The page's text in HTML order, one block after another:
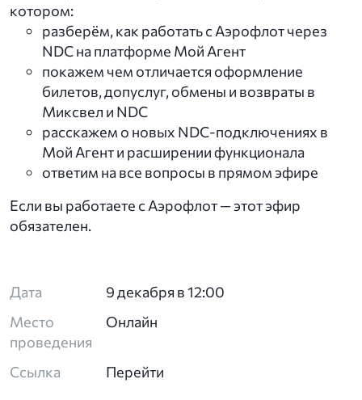
котором:
разберём, как работать с Аэрофлот через
NDC на платформе Мой Агент
покажем чем отличается оформление
билетов, допуслуг, обмены и возвраты в
Миксвел и NDC
расскажем о новых NDC-подключениях в
Мой Агент и расширении функционала
ответим на все вопросы в прямом эфире
Если вы работаете с Аэрофлот — этот эфир
обязателен.
Дата
9 декабря в 12:00
Место
проведения
Онлайн
Ссылка Перейти